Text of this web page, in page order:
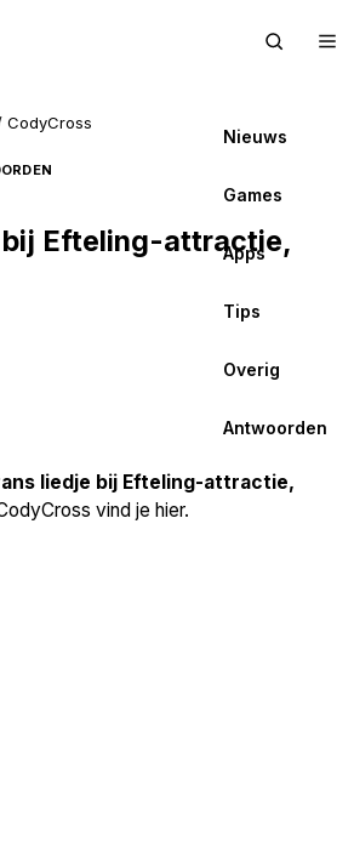
Nieuws
Games
Apps
Tips
Overig
Antwoorden
CodyCross
bij Efteling-attractie,
liedje bij Efteling-attractie,
vind je hier.